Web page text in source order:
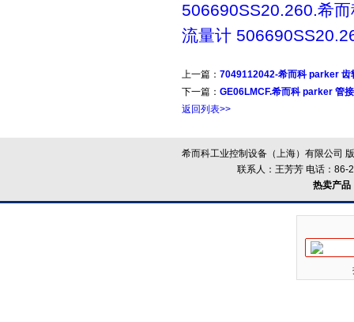
506690SS20.260.希
流量计
上一篇： 7049112042-希而科 parker 齿
下一篇： GE06LMCF.希而科 parker 管
返回列表>>
希而科工业控制设备（上海）有限公司
联系人：王芳芳 电话：
热卖产品